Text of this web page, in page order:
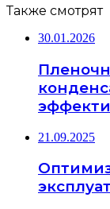
Также смотрят
30.01.2026
21.09.2025